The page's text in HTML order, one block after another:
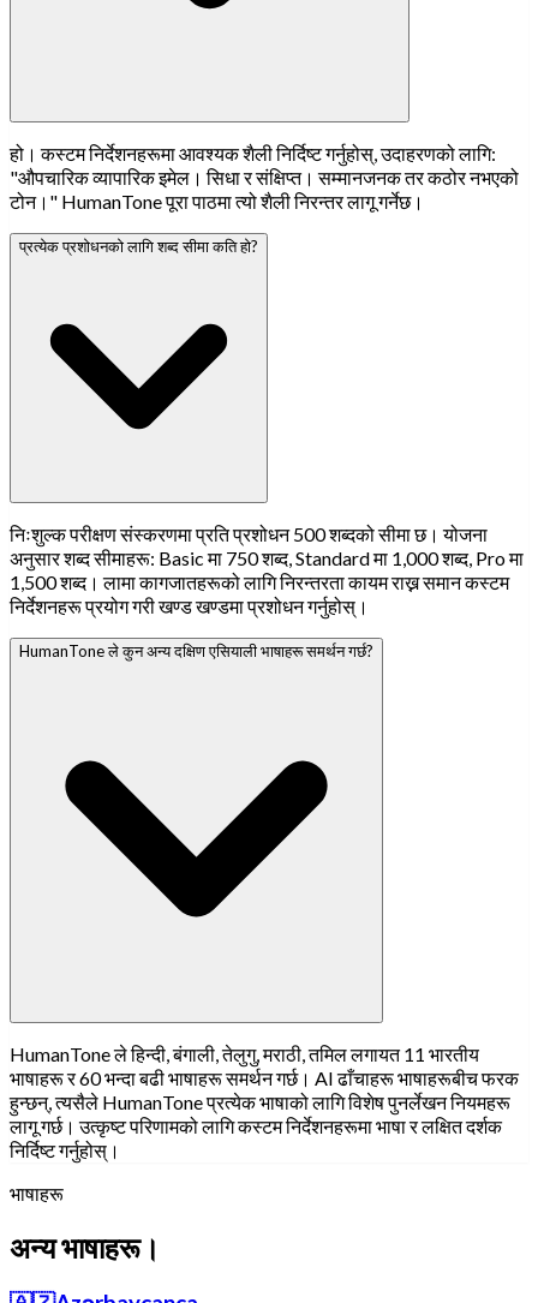
हो। कस्टम निर्देशनहरूमा आवश्यक शैली निर्दिष्ट गर्नुहोस्, उदाहरणको लागि:
"औपचारिक व्यापारिक इमेल। सिधा र संक्षिप्त। सम्मानजनक तर कठोर नभएको
टोन।" HumanTone पूरा पाठमा त्यो शैली निरन्तर लागू गर्नेछ।
प्रत्येक प्रशोधनको लागि शब्द सीमा कति हो?
निःशुल्क परीक्षण संस्करणमा प्रति प्रशोधन 500 शब्दको सीमा छ। योजना
अनुसार शब्द सीमाहरू: Basic मा 750 शब्द, Standard मा 1,000 शब्द, Pro मा
1,500 शब्द। लामा कागजातहरूको लागि निरन्तरता कायम राख्न समान कस्टम
निर्देशनहरू प्रयोग गरी खण्ड खण्डमा प्रशोधन गर्नुहोस्।
HumanTone ले कुन अन्य दक्षिण एसियाली भाषाहरू समर्थन गर्छ?
HumanTone ले हिन्दी, बंगाली, तेलुगु, मराठी, तमिल लगायत 11 भारतीय
भाषाहरू र 60 भन्दा बढी भाषाहरू समर्थन गर्छ। AI ढाँचाहरू भाषाहरूबीच फरक
हुन्छन्, त्यसैले HumanTone प्रत्येक भाषाको लागि विशेष पुनर्लेखन नियमहरू
लागू गर्छ। उत्कृष्ट परिणामको लागि कस्टम निर्देशनहरूमा भाषा र लक्षित दर्शक
निर्दिष्ट गर्नुहोस्।
भाषाहरू
अन्य भाषाहरू।